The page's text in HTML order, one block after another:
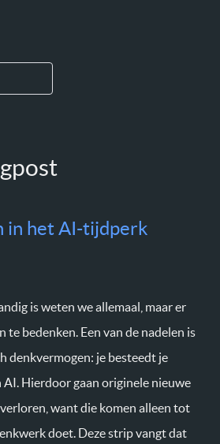
in het AI-tijdperk
is weten we allemaal, maar er
te bedenken. Een van de nadelen is
denkvermogen: je besteedt je
Hierdoor gaan originele nieuwe
want die komen alleen tot
doet. Deze strip vangt dat